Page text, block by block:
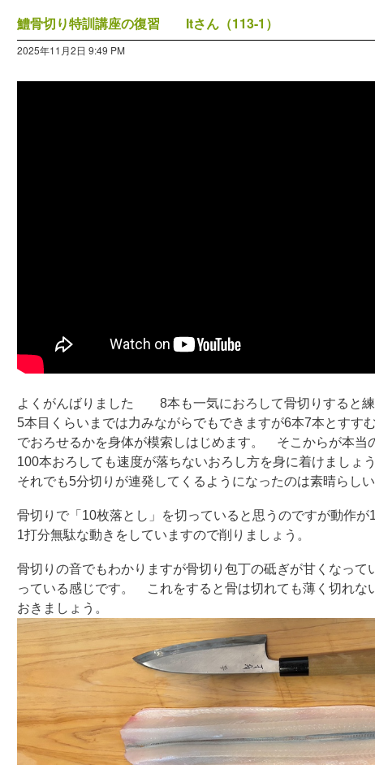
鱧骨切り特訓講座の復習 Itさん（113-1）
2025年11月2日 9:49 PM
よくがんばりました 8本も一気におろして骨切りすると練
5本目くらいまでは力みながらでもできますが6本7本とすす
でおろせるかを身体が模索しはじめます。 そこからが本当
100本おろしても速度が落ちないおろし方を身に着けましょう
それでも5分切りが連発してくるようになったのは素晴らしい
骨切りで「10枚落とし」を切っていると思うのですが動作が
1打分無駄な動きをしていますので削りましょう。
骨切りの音でもわかりますが骨切り包丁の砥ぎが甘くなっ
っている感じです。 これをすると骨は切れても薄く切れ
おきましょう。